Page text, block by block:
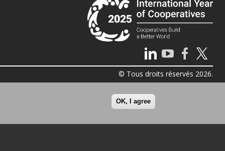
© Tous droits réservés 2026.
OK, I agree